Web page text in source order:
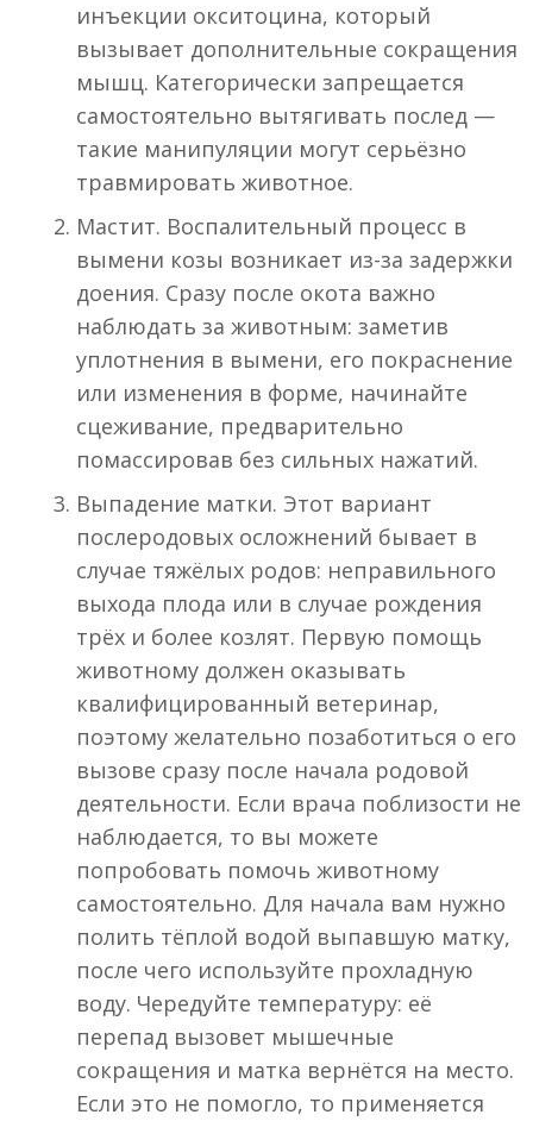
инъекции окситоцина, который
вызывает дополнительные сокращения
мышц. Категорически запрещается
самостоятельно вытягивать послед —
такие манипуляции могут серьёзно
травмировать животное.
Мастит. Воспалительный процесс в
вымени козы возникает из-за задержки
доения. Сразу после окота важно
наблюдать за животным: заметив
уплотнения в вымени, его покраснение
или изменения в форме, начинайте
сцеживание, предварительно
помассировав без сильных нажатий.
Выпадение матки. Этот вариант
послеродовых осложнений бывает в
случае тяжёлых родов: неправильного
выхода плода или в случае рождения
трёх и более козлят. Первую помощь
животному должен оказывать
квалифицированный ветеринар,
поэтому желательно позаботиться о его
вызове сразу после начала родовой
деятельности. Если врача поблизости не
наблюдается, то вы можете
попробовать помочь животному
самостоятельно. Для начала вам нужно
полить тёплой водой выпавшую матку,
после чего используйте прохладную
воду. Чередуйте температуру: её
перепад вызовет мышечные
сокращения и матка вернётся на место.
Если это не помогло, то применяется